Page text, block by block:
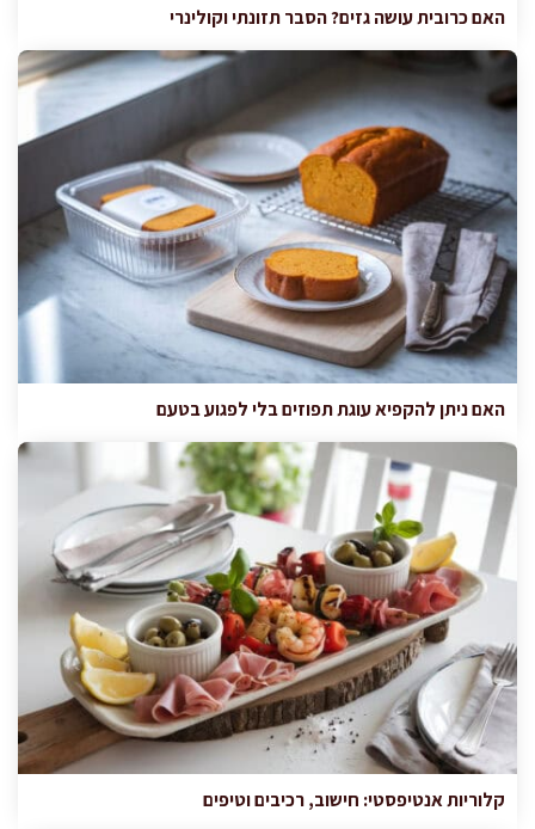
האם כרובית עושה גזים? הסבר תזונתי וקולינרי
האם ניתן להקפיא עוגת תפוזים בלי לפגוע בטעם
קלוריות אנטיפסטי: חישוב, רכיבים וטיפים